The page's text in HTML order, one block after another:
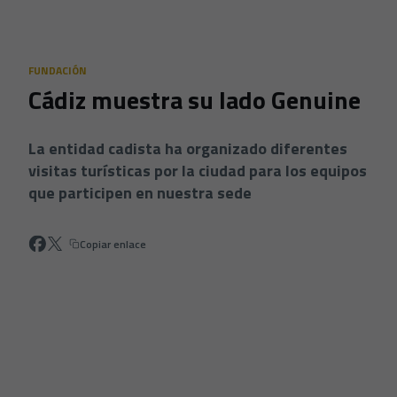
FUNDACIÓN
Cádiz muestra su lado Genuine
La entidad cadista ha organizado diferentes
visitas turísticas por la ciudad para los equipos
que participen en nuestra sede
Copiar enlace